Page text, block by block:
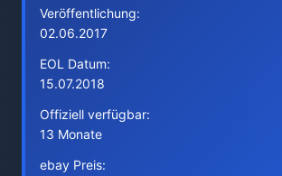
Veröffentlichung:
02.06.2017
EOL Datum:
15.07.2018
Offiziell verfügbar:
13 Monate
ebay Preis: